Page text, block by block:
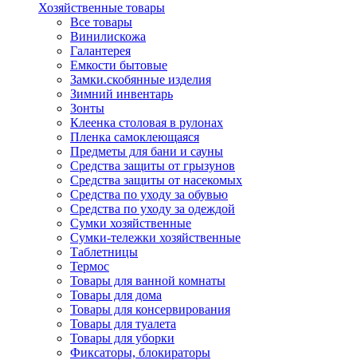
Хозяйственные товары
Все товары
Винилискожа
Галантерея
Емкости бытовые
Замки.скобянные изделия
Зимний инвентарь
Зонты
Клеенка столовая в рулонах
Пленка самоклеющаяся
Предметы для бани и сауны
Средства защиты от грызунов
Средства защиты от насекомых
Средства по уходу за обувью
Средства по уходу за одеждой
Сумки хозяйственные
Сумки-тележки хозяйственные
Таблетницы
Термос
Товары для ванной комнаты
Товары для дома
Товары для консервирования
Товары для туалета
Товары для уборки
Фиксаторы, блокираторы